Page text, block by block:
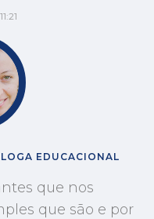
EDUCACIONAL
que nos
que são e por